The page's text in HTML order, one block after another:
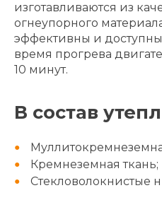
изготавливаются из
огнеупорного
эффективны и
время прогрева
10 минут.
В состав
Кремнеземная ткань;
Стекловолокнистые